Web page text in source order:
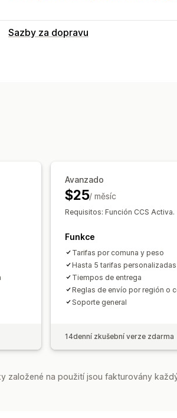
Sazby za dopravu
Avanzado
$25/ měsíc
Requisitos: Función CCS Activa.
Funkce
Tarifas por comuna y peso
Hasta 5 tarifas personalizadas
Tiempos de entrega
Reglas de envío por región o
Soporte general
14denní zkušební verze zdarma
založené na použití jsou fakturovány